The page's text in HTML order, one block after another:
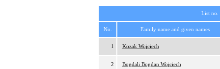
List
No. Family name and given names
1 Kozak Wojciech
2 Bogdali Bogdan Wojciech